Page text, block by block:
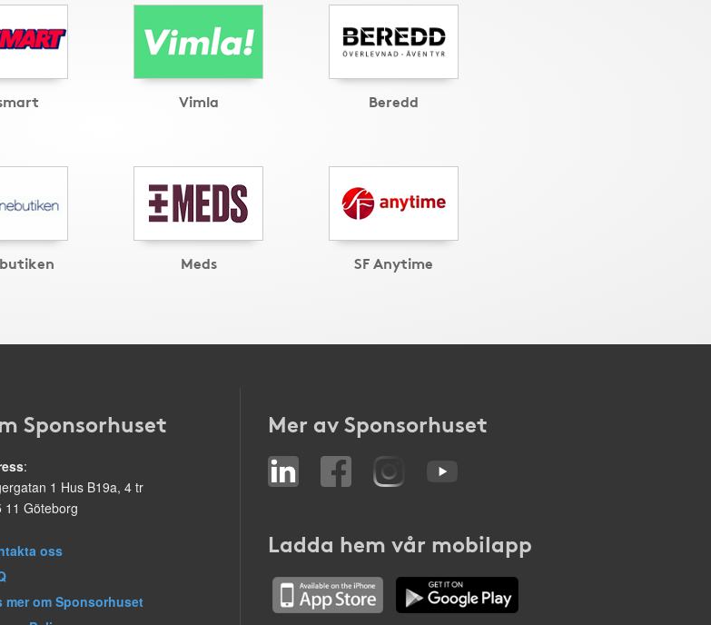
Vimla Beredd
Meds SF Anytime
Sponsorhuset
:
1 Hus B19a, 4 tr
11 Göteborg
oss
mer om Sponsorhuset
Mer av Sponsorhuset
Ladda hem vår mobilapp